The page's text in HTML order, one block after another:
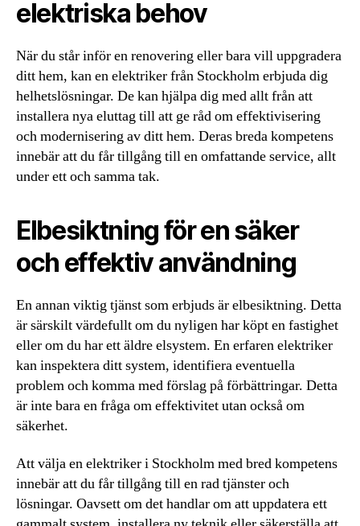
elektriska behov
När du står inför en renovering eller bara vill uppgradera
ditt hem, kan en elektriker från Stockholm erbjuda dig
helhetslösningar. De kan hjälpa dig med allt från att
installera nya eluttag till att ge råd om effektivisering
och modernisering av ditt hem. Deras breda kompetens
innebär att du får tillgång till en omfattande service, allt
under ett och samma tak.
Elbesiktning för en säker
och effektiv användning
En annan viktig tjänst som erbjuds är elbesiktning. Detta
är särskilt värdefullt om du nyligen har köpt en fastighet
eller om du har ett äldre elsystem. En erfaren elektriker
kan inspektera ditt system, identifiera eventuella
problem och komma med förslag på förbättringar. Detta
är inte bara en fråga om effektivitet utan också om
säkerhet.
Att välja en elektriker i Stockholm med bred kompetens
innebär att du får tillgång till en rad tjänster och
lösningar. Oavsett om det handlar om att uppdatera ett